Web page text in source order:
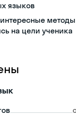
языков
интересные
на цели ученика